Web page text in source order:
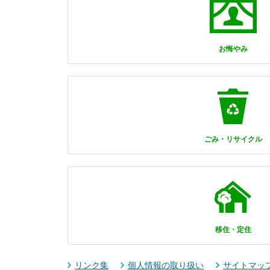
お悔やみ
ごみ・リサイクル
移住・定住
リンク集 個人情報の取り扱い サイトマッ